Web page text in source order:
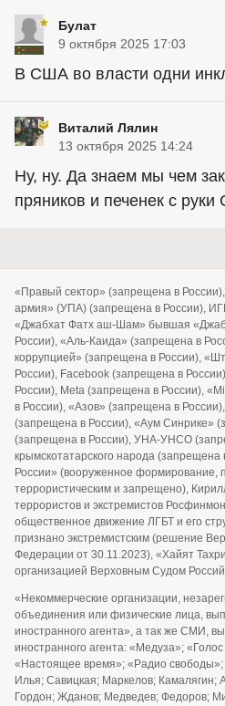
Булат
9 октября 2025 17:03
В США во власти одни
Виталий Лялин
13 октября 2025 14:24
Ну, ну. Да знаем мы чем
пряников и печенек с
«Правый сектор» (запрещена в
армия» (УПА) (запрещена в России),
«Джабхат Фатх аш-Шам» бывшая
России), «Аль-Каида» (запрещена в
коррупцией» (запрещена в России),
России), Facebook (запрещена в
России), Meta (запрещена в России),
в России), «Азов» (запрещена в
(запрещена в России), «Аум Синрике»
(запрещена в России), УНА-УНСО
крымскотатарского народа
России» (вооруженное формирование,
террористическим и запрещено),
террористов и экстремистов
общественное движение ЛГБТ и его
признано экстремистским (решение
Федерации от 30.11.2023), «Хайят
организацией Верховным Судом
«Некоммерческие организации,
объединения или физические лица,
иностранного агента», а так же СМИ,
иностранного агента: «Медуза»;
«Настоящее время»; «Радио
Илья; Савицкая; Маркелов; Камалягин;
Гордон; Жданов; Медведев; Федоров;